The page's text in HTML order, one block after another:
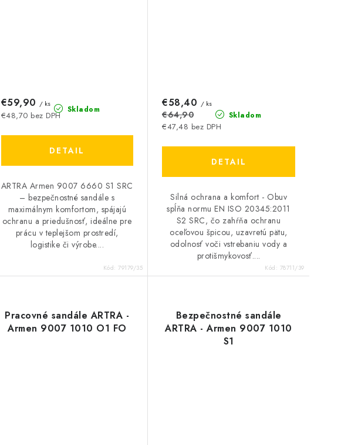
Skladom
€48,70 bez DPH
€59,90 / ks
DETAIL
ARTRA Armen 9007 6660 S1 SRC
– bezpečnostné sandále s
maximálnym komfortom, spájajú
ochranu a priedušnosť, ideálne pre
prácu v teplejšom prostredí,
logistike či výrobe....
Kód:79179/35
Skladom
€47,48 bez DPH
€58,40 / ks
€64,90
DETAIL
Silná ochrana a komfort - Obuv
spĺňa normu EN ISO 20345:2011
S2 SRC, čo zahŕňa ochranu
oceľovou špicou, uzavretú pätu,
odolnosť voči vstrebaniu vody a
protišmykovosť....
Kód: 78711/39
Pracovné sandále ARTRA -
Armen 9007 1010 O1 FO
Bezpečnostné sandále
ARTRA - Armen 9007 1010
S1